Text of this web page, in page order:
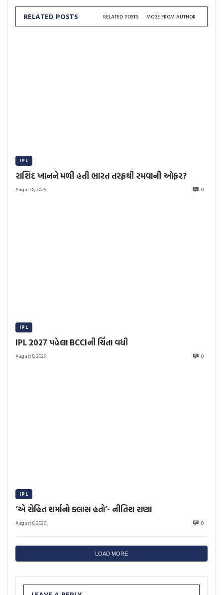
RELATED POSTS RELATED POSTS MORE FROM AUTHOR
IPL
રાશિદ ખાનને મળી હતી ભારત તરફથી રમવાની ઓફર?
August 8, 2026 0
IPL
IPL 2027 પહેલા BCCIની ચિંતા વધી
August 8, 2026 0
IPL
‘એ રોહિત શર્માનો ક્લાસ હતો’- નીતિશ રાણા
August 8, 2026 0
LOAD MORE